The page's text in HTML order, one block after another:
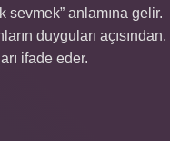
sevmek” anlamına gelir.
duyguları açısından,
ifade eder.